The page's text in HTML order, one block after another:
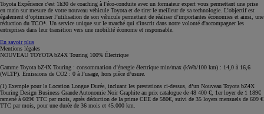
Toyota Expérience c'est 1h30 de coaching à l'éco-conduite avec un formateur expert vous permettant une prise
en main sur mesure de votre nouveau véhicule Toyota et de tirer le meilleur de sa technologie. L’objectif est
également d’optimiser l’utilisation de son véhicule permettant de réaliser d’importantes économies et ainsi, une
réduction du TCO*. Un service unique sur le marché qui s'inscrit dans notre volonté d'accompagner les
entreprises dans leur transition vers une mobilité économe et responsable.
En savoir plus
Mentions légales
NOUVEAU TOYOTA bZ4X Touring 100% Électrique
Gamme Toyota bZ4X Touring : consommation d’énergie électrique min/max (kWh/100 km) : 14,0 à 16,6
(WLTP). Emissions de CO2 : 0 à l’usage, hors pièce d’usure.
(1) Exemple pour la Location Longue Durée, incluant les prestations ci-dessus, d’un Nouveau Toyota bZ4X
Touring Design Business Grande Autonomie Noir Graphite au prix catalogue de 48 400 €, 1er loyer de 1 189€
ramené à 609€ TTC par mois, après déduction de la prime CEE de 580€, suivi de 35 loyers mensuels de 609 €
TTC par mois, pour une durée de 36 mois et 45.000 km.